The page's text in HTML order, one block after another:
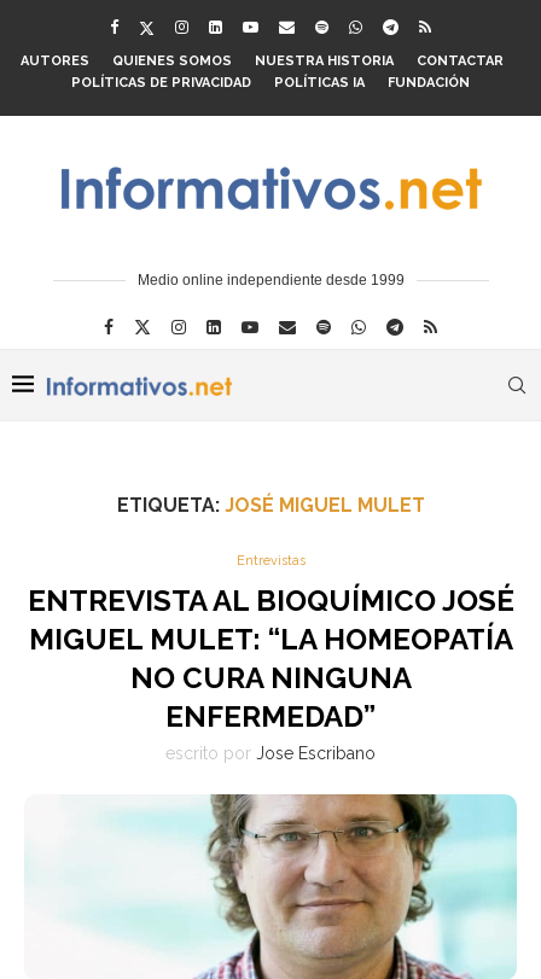
AUTORES QUIENES SOMOS NUESTRA HISTORIA
CONTACTAR
POLÍTICAS DE PRIVACIDAD
POLÍTICAS IA FUNDACIÓN
Medio online independiente desde 1999
ETIQUETA: JOSÉ MIGUEL MULET
Entrevistas
ENTREVISTA AL BIOQUÍMICO JOSÉ
MIGUEL MULET: “LA HOMEOPATÍA
NO CURA NINGUNA
ENFERMEDAD”
escrito por Jose Escribano